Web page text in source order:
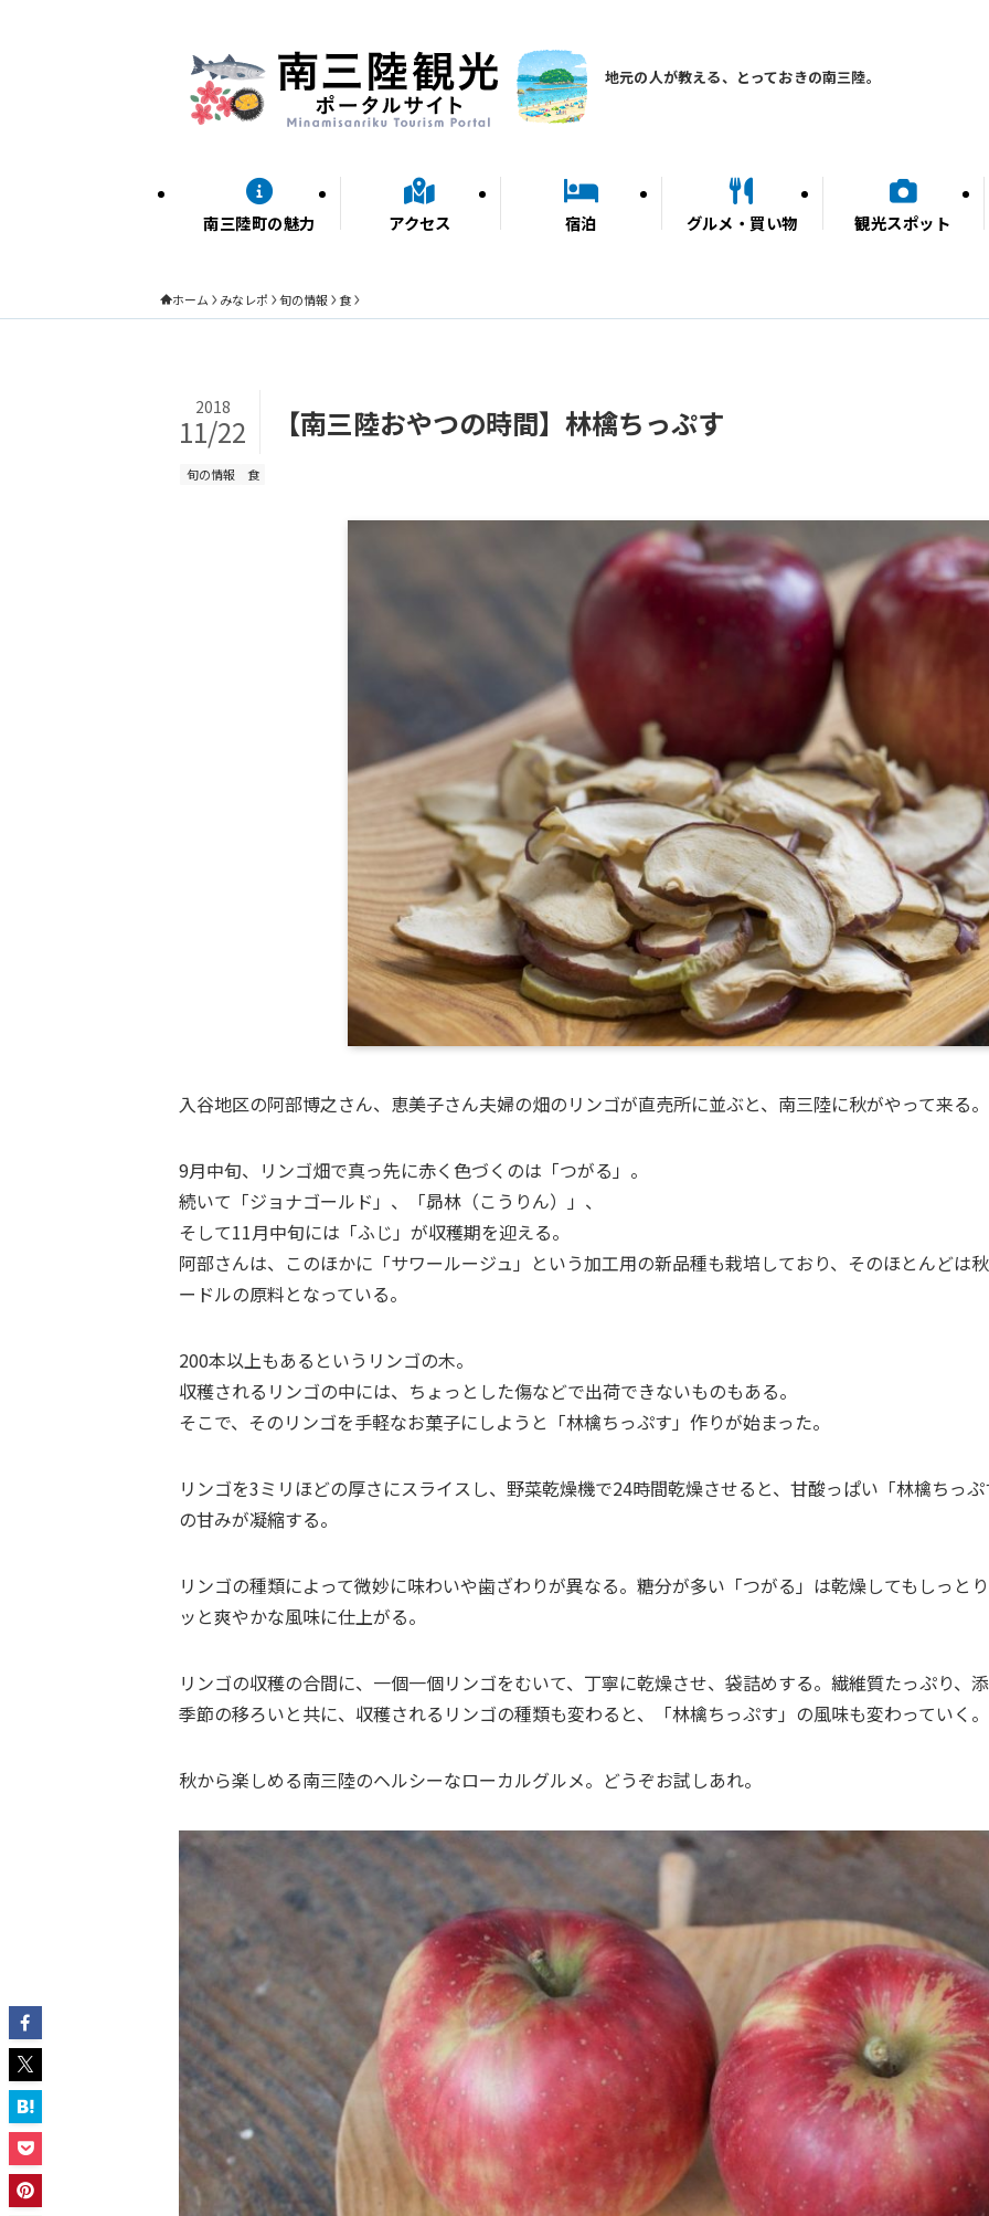
地元の人が教える、とっておきの南三陸。
南三陸町の魅力 アクセス 宿泊 グルメ・買い物 観光スポット
ホーム みなレポ 旬の情報 食
【南三陸おやつの時間】林檎ちっぷす
2018
11/22
旬の情報 食
入谷地区の阿部博之さん、恵美子さん夫婦の畑のリンゴが直売所に並ぶと、南三陸に秋がやって来る。
9月中旬、リンゴ畑で真っ先に赤く色づくのは「つがる」。
続いて「ジョナゴールド」、「昴林（こうりん）」、
そして11月中旬には「ふじ」が収穫期を迎える。
阿部さんは、このほかに「サワールージュ」という加工用の新品種も栽培しており、そのほとんどは
ードルの原料となっている。
200本以上もあるというリンゴの木。
収穫されるリンゴの中には、ちょっとした傷などで出荷できないものもある。
そこで、そのリンゴを手軽なお菓子にしようと「林檎ちっぷす」作りが始まった。
リンゴを3ミリほどの厚さにスライスし、野菜乾燥機で24時間乾燥させると、甘酸っぱい「林檎ちっ
の甘みが凝縮する。
リンゴの種類によって微妙に味わいや歯ざわりが異なる。糖分が多い「つがる」は乾燥してもしっと
ッと爽やかな風味に仕上がる。
リンゴの収穫の合間に、一個一個リンゴをむいて、丁寧に乾燥させ、袋詰めする。繊維質たっぷり、
季節の移ろいと共に、収穫されるリンゴの種類も変わると、「林檎ちっぷす」の風味も変わっていく。
秋から楽しめる南三陸のヘルシーなローカルグルメ。どうぞお試しあれ。